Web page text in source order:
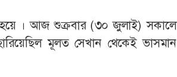
হ‌য়ে । আজ শুক্রবার (৩০ জুলাই) সকালে
মূলত সেখান‌ থে‌কেই ভাসমান